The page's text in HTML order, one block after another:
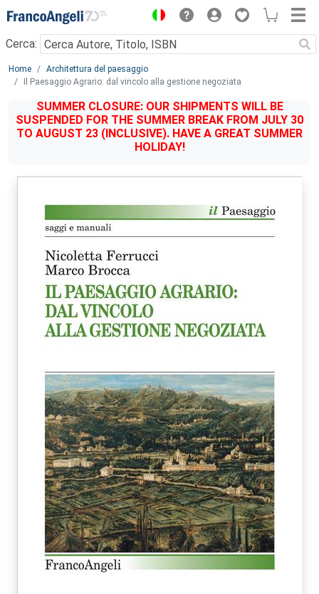
Menu
Cerca:
Main content
Home
Architettura del paesaggio
Il Paesaggio Agrario: dal vincolo alla gestione negoziata
SUMMER CLOSURE: OUR SHIPMENTS WILL BE
SUSPENDED FOR THE SUMMER BREAK FROM JULY 30
TO AUGUST 23 (INCLUSIVE). HAVE A GREAT SUMMER
HOLIDAY!